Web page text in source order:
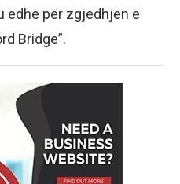
edhe për zgjedhjen e
Bridge”.